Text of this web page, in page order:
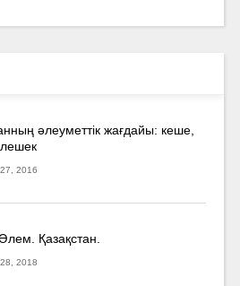
әлеуметтік жағдайы: кеше,
2016
Қазақстан.
2018